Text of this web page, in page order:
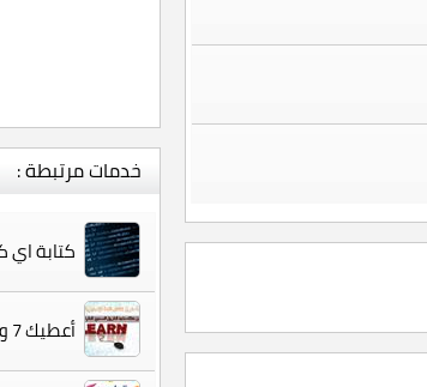
خدمات مرتبطة :
كتابة اي
أعطيك 7 وسائل لإتقان اللغة الانجليزية بسهولة .